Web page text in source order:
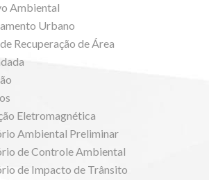
Ambiental
Urbano
Recuperação de Área
Eletromagnética
Ambiental Preliminar
de Controle Ambiental
de Impacto de Trânsito